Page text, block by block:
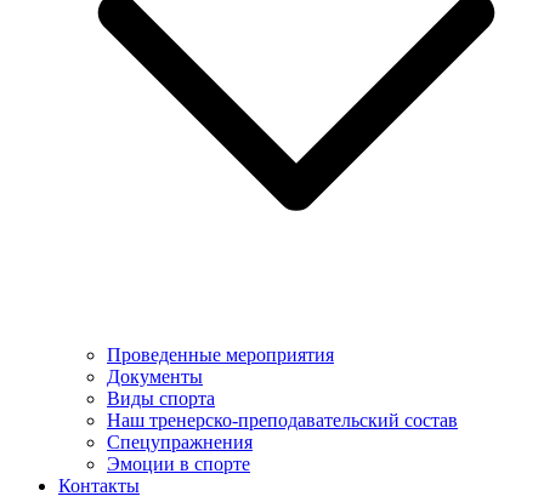
Проведенные мероприятия
Документы
Виды спорта
Наш тренерско-преподавательский состав
Спецупражнения
Эмоции в спорте
Контакты